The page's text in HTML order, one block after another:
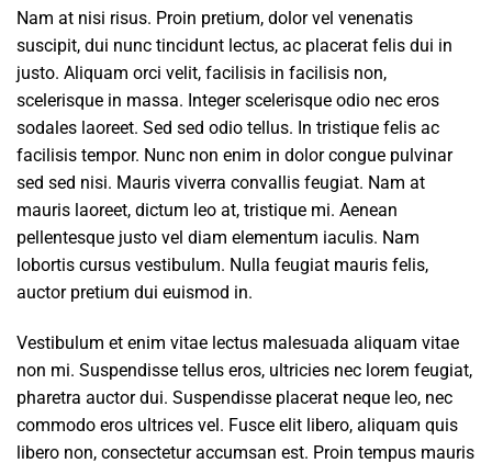
Nam at nisi risus. Proin pretium, dolor vel venenatis
suscipit, dui nunc tincidunt lectus, ac placerat felis dui in
justo. Aliquam orci velit, facilisis in facilisis non,
scelerisque in massa. Integer scelerisque odio nec eros
sodales laoreet. Sed sed odio tellus. In tristique felis ac
facilisis tempor. Nunc non enim in dolor congue pulvinar
sed sed nisi. Mauris viverra convallis feugiat. Nam at
mauris laoreet, dictum leo at, tristique mi. Aenean
pellentesque justo vel diam elementum iaculis. Nam
lobortis cursus vestibulum. Nulla feugiat mauris felis,
auctor pretium dui euismod in.
Vestibulum et enim vitae lectus malesuada aliquam vitae
non mi. Suspendisse tellus eros, ultricies nec lorem feugiat,
pharetra auctor dui. Suspendisse placerat neque leo, nec
commodo eros ultrices vel. Fusce elit libero, aliquam quis
libero non, consectetur accumsan est. Proin tempus mauris